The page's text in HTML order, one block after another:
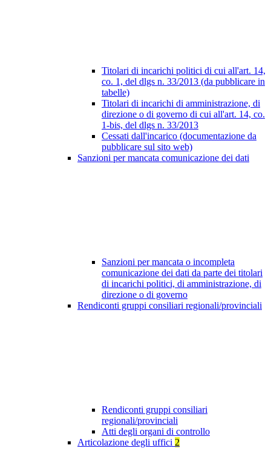
Titolari di incarichi politici di cui all'art. 14,
co. 1, del dlgs n. 33/2013 (da pubblicare in
tabelle)
Titolari di incarichi di amministrazione, di
direzione o di governo di cui all'art. 14, co.
1-bis, del dlgs n. 33/2013
Cessati dall'incarico (documentazione da
pubblicare sul sito web)
Sanzioni per mancata comunicazione dei dati
Sanzioni per mancata o incompleta
comunicazione dei dati da parte dei titolari
di incarichi politici, di amministrazione, di
direzione o di governo
Rendiconti gruppi consiliari regionali/provinciali
Rendiconti gruppi consiliari
regionali/provinciali
Atti degli organi di controllo
Articolazione degli uffici 2